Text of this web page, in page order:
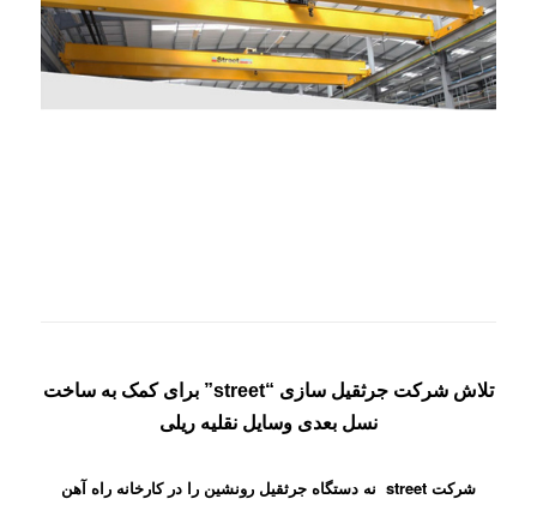
تلاش شرکت جرثقیل سازی “street” برای کمک به ساخت
نسل بعدی وسایل نقلیه ریلی
شرکت street نه دستگاه جرثقیل رونشین را در کارخانه راه آهن